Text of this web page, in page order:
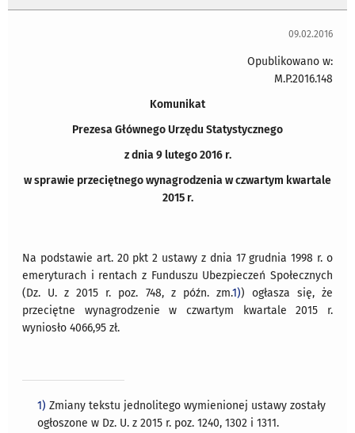
09.02.2016
Opublikowano w:
M.P.2016.148
Komunikat
Prezesa Głównego Urzędu Statystycznego
z dnia 9 lutego 2016 r.
w sprawie przeciętnego wynagrodzenia w czwartym kwartale
2015 r.
Na podstawie art. 20 pkt 2 ustawy z dnia 17 grudnia 1998 r. o
emeryturach i rentach z Funduszu Ubezpieczeń Społecznych
(Dz. U. z 2015 r. poz. 748, z późn. zm.1)) ogłasza się, że
przeciętne wynagrodzenie w czwartym kwartale 2015 r.
wyniosło 4066,95 zł.
1) Zmiany tekstu jednolitego wymienionej ustawy zostały
ogłoszone w Dz. U. z 2015 r. poz. 1240, 1302 i 1311.